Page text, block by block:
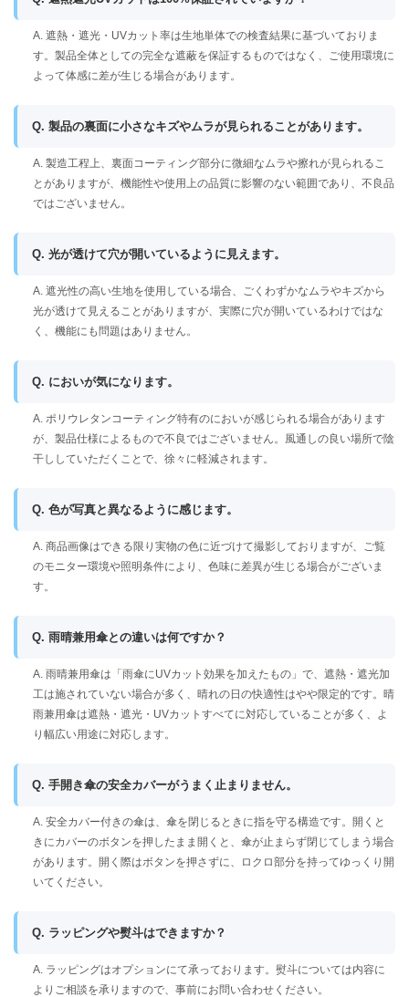
A. 遮熱・遮光・UVカット率は生地単体での検査結果に基づいておりま
す。製品全体としての完全な遮蔽を保証するものではなく、ご使用環境に
よって体感に差が生じる場合があります。
Q. 製品の裏面に小さなキズやムラが見られることがあります。
A. 製造工程上、裏面コーティング部分に微細なムラや擦れが見られるこ
とがありますが、機能性や使用上の品質に影響のない範囲であり、不良品
ではございません。
Q. 光が透けて穴が開いているように見えます。
A. 遮光性の高い生地を使用している場合、ごくわずかなムラやキズから
光が透けて見えることがありますが、実際に穴が開いているわけではな
く、機能にも問題はありません。
Q. においが気になります。
A. ポリウレタンコーティング特有のにおいが感じられる場合があります
が、製品仕様によるもので不良ではございません。風通しの良い場所で陰
干ししていただくことで、徐々に軽減されます。
Q. 色が写真と異なるように感じます。
A. 商品画像はできる限り実物の色に近づけて撮影しておりますが、ご覧
のモニター環境や照明条件により、色味に差異が生じる場合がございま
す。
Q. 雨晴兼用傘との違いは何ですか？
A. 雨晴兼用傘は「雨傘にUVカット効果を加えたもの」で、遮熱・遮光加
工は施されていない場合が多く、晴れの日の快適性はやや限定的です。晴
雨兼用傘は遮熱・遮光・UVカットすべてに対応していることが多く、よ
り幅広い用途に対応します。
Q. 手開き傘の安全カバーがうまく止まりません。
A. 安全カバー付きの傘は、傘を閉じるときに指を守る構造です。開くと
きにカバーのボタンを押したまま開くと、傘が止まらず閉じてしまう場合
があります。開く際はボタンを押さずに、ロクロ部分を持ってゆっくり開
いてください。
Q. ラッピングや熨斗はできますか？
A. ラッピングはオプションにて承っております。熨斗については内容に
よりご相談を承りますので、事前にお問い合わせください。